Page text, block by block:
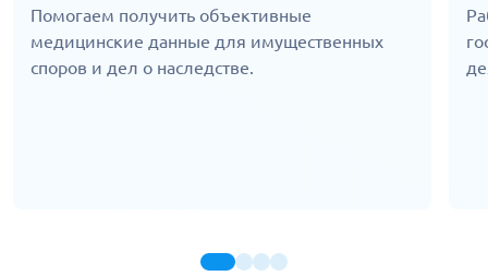
Помогаем получить объективные
медицинские данные для имущественных
споров и дел о наследстве.